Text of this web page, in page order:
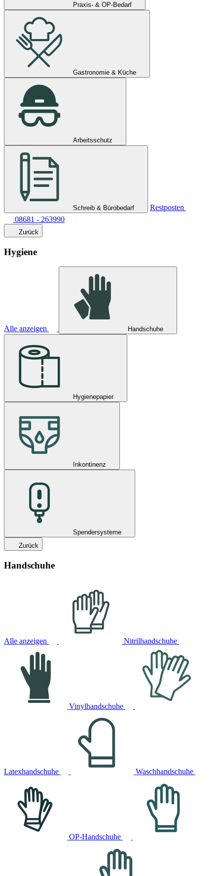
Praxis- & OP-Bedarf
Gastronomie & Küche
Arbeitsschutz
Schreib & Bürobedarf
Restposten
08681 - 263990
Zurück
Hygiene
Alle anzeigen Handschuhe
Hygienepapier
Inkontinenz
Spendersysteme
Zurück
Handschuhe
Alle anzeigen Nitrilhandschuhe
Vinylhandschuhe
Latexhandschuhe Waschhandschuhe
OP-Handschuhe